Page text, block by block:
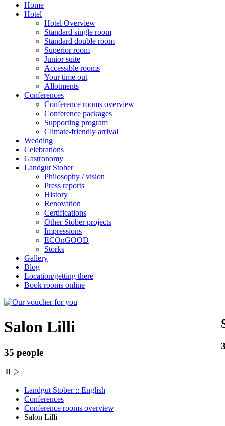
Home
Hotel
Hotel Overview
Standard single room
Standard double room
Superior room
Junior suite
Accessible rooms
Your time out
Allotments
Conferences
Conference rooms overview
Conference packages
Supporting program
Climate-friendly arrival
Wedding
Celebrations
Gastronomy
Landgut Stober
Philosophy / vision
Press reports
History
Renovation
Certifications
Other Stober projects
Impressions
ECOnGOOD
Storks
Gallery
Blog
Location/getting there
Book rooms online
Salon Lilli
35 people
Landgut Stober :: English
Conferences
Conference rooms overview
Salon Lilli